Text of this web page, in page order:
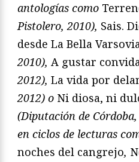
antologías como
Pistolero, 2010), Sais.
desde La Bella
2010), A gustar
2012), La vida por
2012) o Ni diosa, ni
(Diputación de
en ciclos de lecturas
noches del cangrejo,